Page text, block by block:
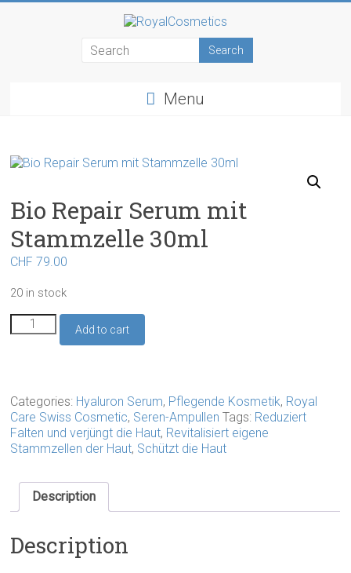
RoyalCosmetics
Menu
Bio Repair Serum mit
Stammzelle 30ml
CHF 79.00
20 in stock
Bio
Repair
30ml
quantity
Add to cart
Categories: Hyaluron Serum, Pflegende Kosmetik, Royal
Care Swiss Cosmetic, Seren-Ampullen Tags: Reduziert
Falten und verjüngt die Haut, Revitalisiert eigene
Stammzellen der Haut, Schützt die Haut
Description
Description